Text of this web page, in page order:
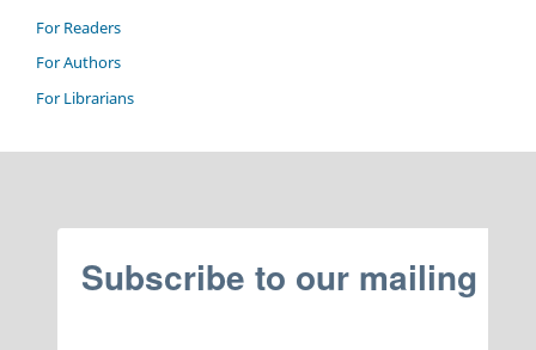
For Readers
For Authors
For Librarians